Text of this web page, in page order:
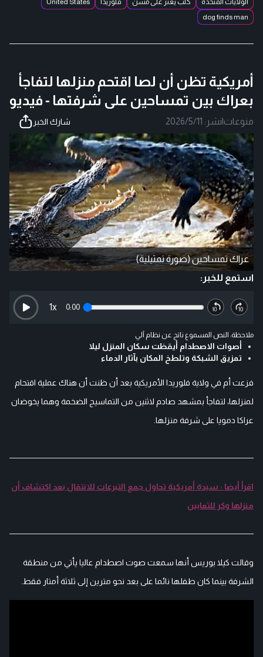
الولايات المتحدة كلب يعثر على مسن فلوريدا
United States
dog finds man
أمريكية تظن أن لصا اقتحم منزلها لتفاجأ
بعراك بين تمساحين على شرفتها - فيديو
منوعات|نشر: 2026/5/11 شارك الخبر
عراك تمساحين (صورة تمثيلية)
استمع للخبر:
0:00
1x
ملاحظة: النص المسموع ناتج عن نظام آلي
أصوات الاصطدام أيقظت سكان المنزل ليلا
تمزيق الشبكة وتلطخ المكان بآثار الدماء
فزعت أم في ولاية فلوريدا الأمريكية بعد أن ظنت أن هناك عملية اقتحام
لمنزلها، لتفاجأ بمشهد صادم لاثنين من التماسيح الضخمة وهما يخوضان
عراكا دمويا على شرفة منزلها.
اقرأ أيضا : سيدة أمريكية تحاول جمع التبرعات للانتقال بعد اكتشاف أن
منزلها وكر للثعابين
وقالت كيلا بوريس أنها سمعت صوت اصطدام عاليا يأتي من منطقة
الشرفة بينما كان طفلها نائما على بعد نحو مترين إلى ثلاثة أمتار فقط.